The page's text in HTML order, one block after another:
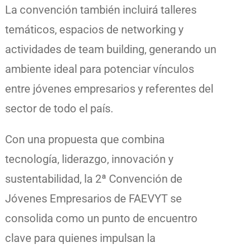
La convención también incluirá talleres
temáticos, espacios de networking y
actividades de team building, generando un
ambiente ideal para potenciar vínculos
entre jóvenes empresarios y referentes del
sector de todo el país.
Con una propuesta que combina
tecnología, liderazgo, innovación y
sustentabilidad, la 2ª Convención de
Jóvenes Empresarios de FAEVYT se
consolida como un punto de encuentro
clave para quienes impulsan la